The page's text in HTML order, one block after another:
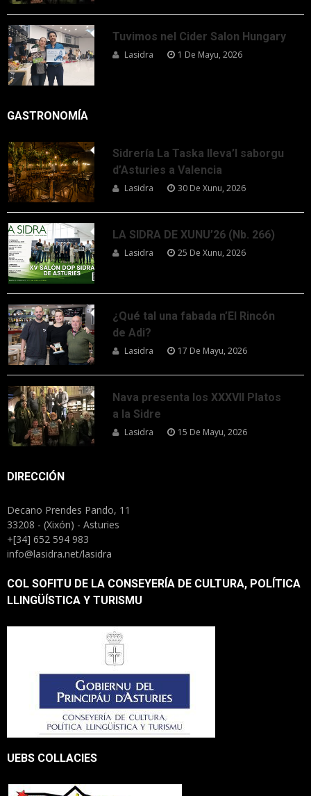
Tuvimos nel Cider Salon Hungary
Lasidra 1 De Mayu, 2026
GASTRONOMÍA
Sidrería La Taska lleva’l saborgu
d’Asturies a Valencia
Lasidra 30 De Xunu, 2026
LA SIDRA DE XUNU’26 (Nb. 266)
Lasidra 25 De Xunu, 2026
¿Qué tal una fabada n’El Rincón
de Adi?
Lasidra 17 De Mayu, 2026
Nava presenta los XXXVII Platos
a la Sidre
Lasidra 15 De Mayu, 2026
DIRECCIÓN
Decano Prendes Pando, 11
33208 - (Xixón) - Asturies
+[34] 652 594 983
info@lasidra.net/lasidra
COL SOFITU DE LA CONSEYERÍA DE CULTURA, POLÍTICA
LLINGÜÍSTICA Y TURISMU
UEBS COLLACIES